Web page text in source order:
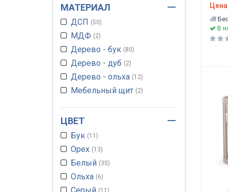
Цена
В
Колесные опоры
Люлька детская
Матрас детский
Комплект люльки
Стол письменный
Кроватка детская
Пеленальный блок
Комод пеленальный
Маятник продольный
Кровать подростковая
Короб маятникового
механизма +14
МАТЕРИАЛ
ДСП 50
МДФ 2
Дерево - бук 80
Дерево - дуб 2
Дерево - ольха 12
Мебельный щит 2
ЦВЕТ
Бук 11
Орех 13
Белый 35
Ольха 6
11